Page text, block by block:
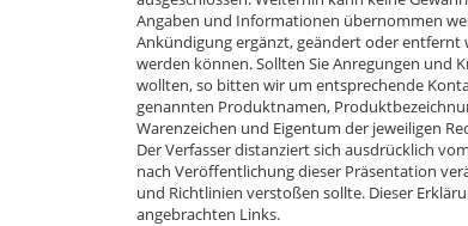
Angaben und Informationen übernommen
Ankündigung ergänzt, geändert oder entfernt
werden können. Sollten Sie Anregungen und
wollten, so bitten wir um entsprechende
genannten Produktnamen,
Warenzeichen und Eigentum der jeweiligen
Der Verfasser distanziert sich ausdrücklich
nach Veröffentlichung dieser Präsentation
und Richtlinien verstoßen sollte. Dieser
angebrachten Links.